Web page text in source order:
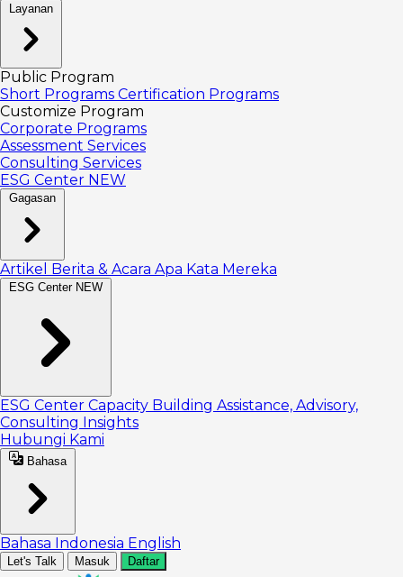
Layanan
Public Program
Short Programs Certification Programs
Customize Program
Corporate Programs
Assessment Services
Consulting Services
ESG Center NEW
Gagasan
Artikel Berita & Acara Apa Kata Mereka
ESG Center NEW
ESG Center Capacity Building Assistance, Advisory,
Consulting Insights
Hubungi Kami
Bahasa
Bahasa Indonesia English
Let's Talk Masuk Daftar